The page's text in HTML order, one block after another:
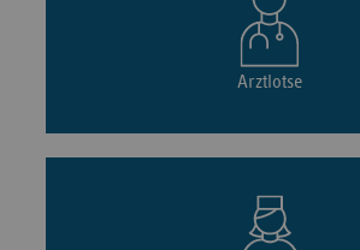
Arztlotse